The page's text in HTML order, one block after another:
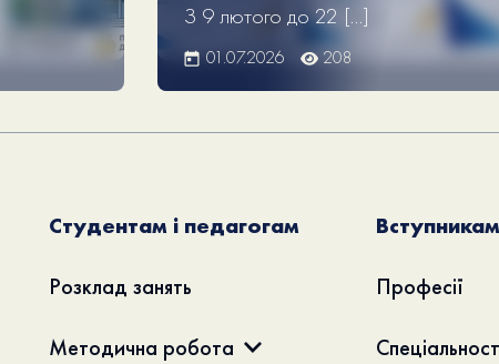
З 9 лютого до 22 […]
01.07.2026 208
Студентам і педагогам
Розклад занять
Методична робота
Вступникам
Професії